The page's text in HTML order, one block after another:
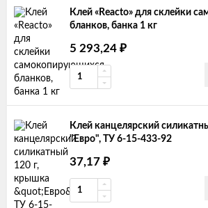
Клей «Reacto» для склейки
бланков, банка 1 кг
5 293,24 ₽
Клей канцелярский
"Евро", ТУ 6-15-433-92
37,17 ₽